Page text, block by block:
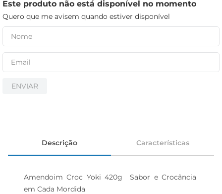
Este produto não está disponível no momento
Quero que me avisem quando estiver disponível
ENVIAR
Descrição Características
Amendoim Croc Yoki 420g  Sabor e Crocância
em Cada Mordida
papel higiênico
cerveja